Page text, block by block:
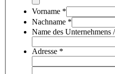
Vorname *
Nachname *
Name des Unternehmens
Adresse *